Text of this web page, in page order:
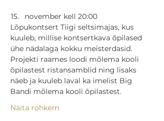
november kell 20:00
Lõpukontsert Tiigi seltsimajas, kus
kuuleb, millise kontsertkava õpilased
ühe nädalaga kokku meisterdasid.
Projekti raames loodi mõlema kooli
õpilastest ristansamblid ning lisaks
näeb ja kuuleb laval ka imelist Big
Bandi mõlema kooli õpilastest.
Näita rohkem